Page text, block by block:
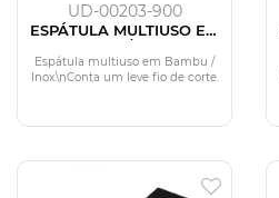
UD-00203-900
ESPÁTULA MULTIUSO EM
BAMBU / INOX -
13,5X11,5CM
Espátula multiuso em Bambu /
Inox.\nConta um leve fio de corte.